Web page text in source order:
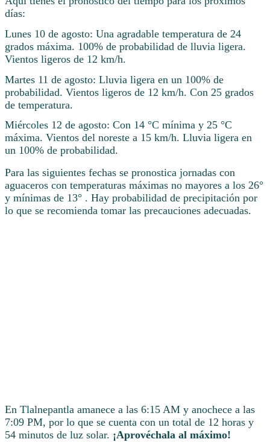
días:
Lunes 10 de agosto: Una agradable temperatura de 24
grados máxima. 100% de probabilidad de lluvia ligera.
Vientos ligeros de 12 km/h.
Martes 11 de agosto: Lluvia ligera en un 100% de
probabilidad. Vientos ligeros de 12 km/h. Con 25 grados
de temperatura.
Miércoles 12 de agosto: Con 14 °C mínima y 25 °C
máxima. Vientos del noreste a 15 km/h. Lluvia ligera en
un 100% de probabilidad.
Para las siguientes fechas se pronostica jornadas con
aguaceros con temperaturas máximas no mayores a los 26°
y mínimas de 13° . Hay probabilidad de precipitación por
lo que se recomienda tomar las precauciones adecuadas.
En Tlalnepantla amanece a las 6:15 AM y anochece a las
7:09 PM, por lo que se cuenta con un total de 12 horas y
54 minutos de luz solar. ¡Aprovéchala al máximo!